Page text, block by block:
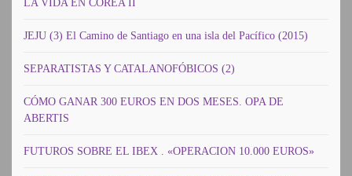
LA VIDA EN COREA II
JEJU (3) El Camino de Santiago en una isla del Pacífico (2015)
SEPARATISTAS Y CATALANOFÓBICOS (2)
CÓMO GANAR 300 EUROS EN DOS MESES. OPA DE
ABERTIS
FUTUROS SOBRE EL IBEX . «OPERACION 10.000 EUROS»